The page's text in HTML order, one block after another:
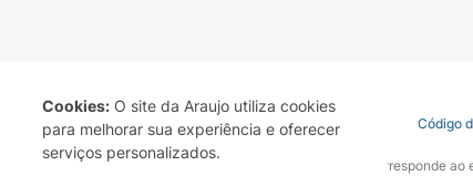
Cookies: O site da Araujo utiliza cookies
para melhorar sua experiência e oferecer
serviços personalizados.
Termo de Uso Portal da Privacidade Covid-19 Código
A Drogaria Araujo S/A informa que o seu site oficial corresponde